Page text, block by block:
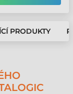
PRODUKTY